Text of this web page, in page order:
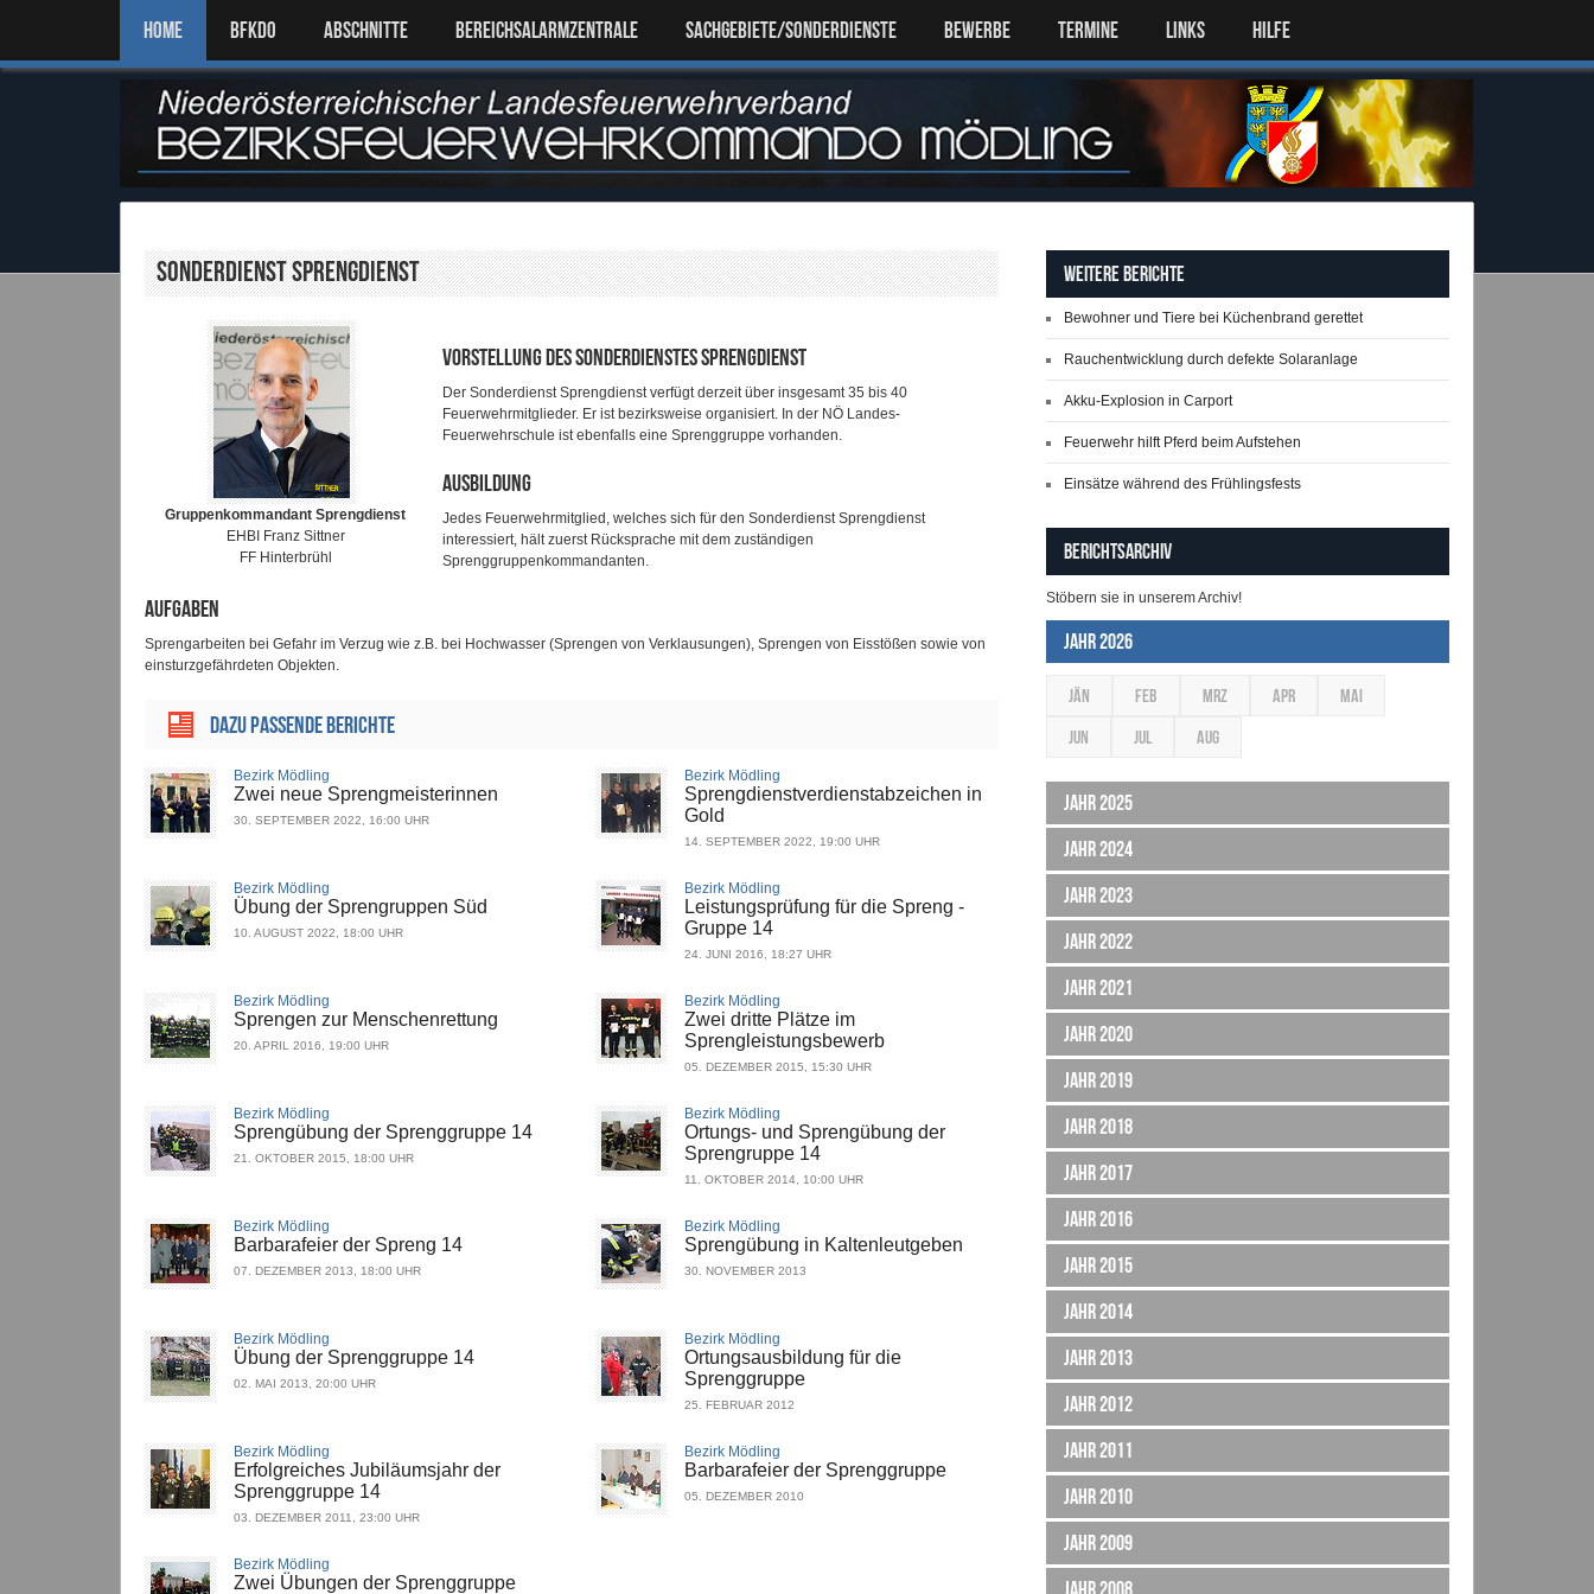
Home BFKDO ABSCHNITTE BEREICHSALARMZENTRALE SACHGEBIETE/SONDERDIENSTE Bewerbe TERMINE LINKS HILFE
Sonderdienst Sprengdienst
Gruppenkommandant Sprengdienst
EHBI Franz Sittner
FF Hinterbrühl
Vorstellung des Sonderdienstes Sprengdienst
Der Sonderdienst Sprengdienst verfügt derzeit über insgesamt 35 bis 40
Feuerwehrmitglieder. Er ist bezirksweise organisiert. In der NÖ Landes-
Feuerwehrschule ist ebenfalls eine Sprenggruppe vorhanden.
Ausbildung
Jedes Feuerwehrmitglied, welches sich für den Sonderdienst Sprengdienst
interessiert, hält zuerst Rücksprache mit dem zuständigen
Sprenggruppenkommandanten.
Aufgaben
Sprengarbeiten bei Gefahr im Verzug wie z.B. bei Hochwasser (Sprengen von Verklausungen), Sprengen von Eisstößen sowie von
einsturzgefährdeten Objekten.
Dazu passende Berichte
Bezirk Mödling
Zwei neue Sprengmeisterinnen
30. SEPTEMBER 2022, 16:00 UHR
Bezirk Mödling
Sprengdienstverdienstabzeichen in
Gold
14. SEPTEMBER 2022, 19:00 UHR
Bezirk Mödling
Übung der Sprengruppen Süd
10. AUGUST 2022, 18:00 UHR
Bezirk Mödling
Leistungsprüfung für die Spreng -
Gruppe 14
24. JUNI 2016, 18:27 UHR
Bezirk Mödling
Sprengen zur Menschenrettung
20. APRIL 2016, 19:00 UHR
Bezirk Mödling
Zwei dritte Plätze im
Sprengleistungsbewerb
05. DEZEMBER 2015, 15:30 UHR
Bezirk Mödling
Sprengübung der Sprenggruppe 14
21. OKTOBER 2015, 18:00 UHR
Bezirk Mödling
Ortungs- und Sprengübung der
Sprengruppe 14
11. OKTOBER 2014, 10:00 UHR
Bezirk Mödling
Barbarafeier der Spreng 14
07. DEZEMBER 2013, 18:00 UHR
Bezirk Mödling
Sprengübung in Kaltenleutgeben
30. NOVEMBER 2013
Bezirk Mödling
Übung der Sprenggruppe 14
02. MAI 2013, 20:00 UHR
Bezirk Mödling
Ortungsausbildung für die
Sprenggruppe
25. FEBRUAR 2012
Bezirk Mödling
Erfolgreiches Jubiläumsjahr der
Sprenggruppe 14
03. DEZEMBER 2011, 23:00 UHR
Bezirk Mödling
Barbarafeier der Sprenggruppe
05. DEZEMBER 2010
Bezirk Mödling
Zwei Übungen der Sprenggruppe
Weitere Berichte
Bewohner und Tiere bei Küchenbrand gerettet
Rauchentwicklung durch defekte Solaranlage
Akku-Explosion in Carport
Feuerwehr hilft Pferd beim Aufstehen
Einsätze während des Frühlingsfests
Berichtsarchiv
Stöbern sie in unserem Archiv!
Jahr 2026
JÄN FEB MRZ APR MAI
JUN JUL AUG
Jahr 2025
Jahr 2024
Jahr 2023
Jahr 2022
Jahr 2021
Jahr 2020
Jahr 2019
Jahr 2018
Jahr 2017
Jahr 2016
Jahr 2015
Jahr 2014
Jahr 2013
Jahr 2012
Jahr 2011
Jahr 2010
Jahr 2009
Jahr 2008